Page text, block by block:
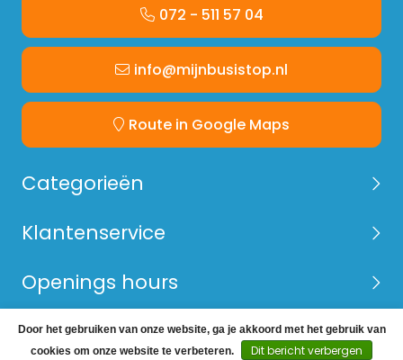
072 - 511 57 04
info@mijnbusistop.nl
Route in Google Maps
Categorieën
Klantenservice
Openings hours
© Copyright 2026 Mijn Bus is Top -Webshop laten
Door het gebruiken van onze website, ga je akkoord met het gebruik van
cookies om onze website te verbeteren.
Dit bericht verbergen